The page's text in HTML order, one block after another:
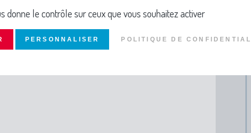
donne le contrôle sur ceux que vous souhaitez activer
PERSONNALISER POLITIQUE DE